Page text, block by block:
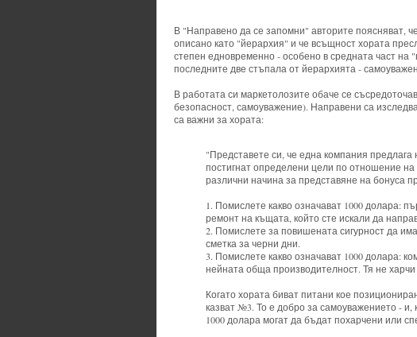
В "Направено да се запомни" авторите поясняват,
описано като "йерархия" и че всъщност хората
степен едновременно - особено в средната част
последните две стъпала от йерархията -
В работата си маркетолозите обаче се
безопасност, самоуважение). Направени са
са важни за хората:
"Представете си, че една компания предлага
постигнат определени цели по отношение
различни начина за представяне на бонуса
1. Помислете какво означават 1000 долара:
ремонт на къщата, който сте искали да
2. Помислете за повишената сигурност да
сметка за черни дни.
3. Помислете какво означават 1000 долара:
нейната обща производителност. Тя не
Когато хората биват питани кое
казват №3. То е добро за самоуважението -
1000 долара могат да бъдат похарчени или